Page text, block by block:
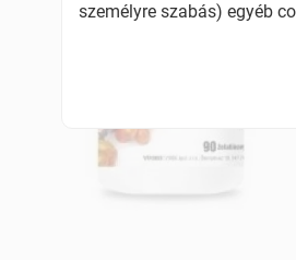
személyre szabás) egyéb